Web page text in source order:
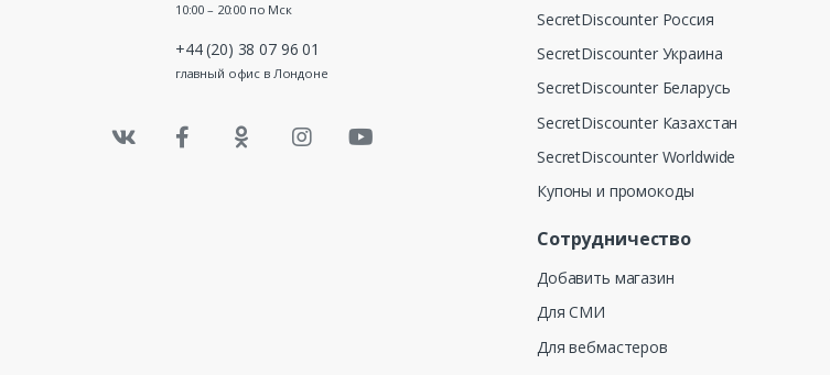
10:00 – 20:00 по Мск
+44 (20) 38 07 96 01
главный офис в Лондоне
SecretDiscounter Россия
SecretDiscounter Украина
SecretDiscounter Беларусь
SecretDiscounter Казахстан
SecretDiscounter Worldwide
Купоны и промокоды
Сотрудничество
Добавить магазин
Для СМИ
Для вебмастеров